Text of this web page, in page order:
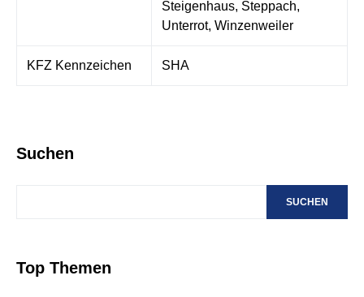
Steigenhaus, Steppach,
Unterrot, Winzenweiler
KFZ Kennzeichen SHA
Suchen
SUCHEN
Top Themen